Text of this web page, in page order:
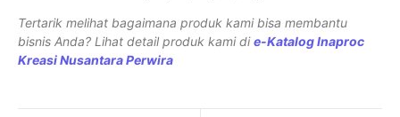
Tertarik melihat bagaimana produk kami bisa membantu
bisnis Anda? Lihat detail produk kami die-Katalog Inaproc
Kreasi Nusantara Perwira